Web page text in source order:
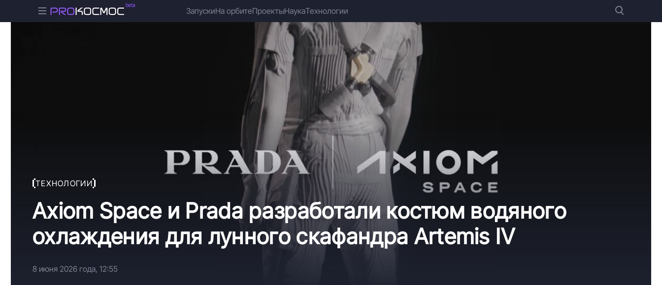
ЗапускиНа орбитеПроектыНаукаТехнологии
ТЕХНОЛОГИИ
Axiom Space и Prada разработали костюм водяного
охлаждения для лунного скафандра Artemis IV
8 июня 2026 года, 12:55